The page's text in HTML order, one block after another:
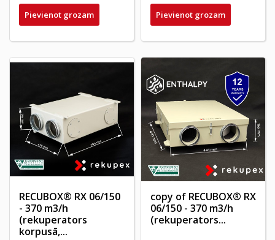
Pievienot grozam Pievienot grozam
RECUBOX® RX 06/150
- 370 m3/h
(rekuperators
korpusā,...
copy of RECUBOX® RX
06/150 - 370 m3/h
(rekuperators...